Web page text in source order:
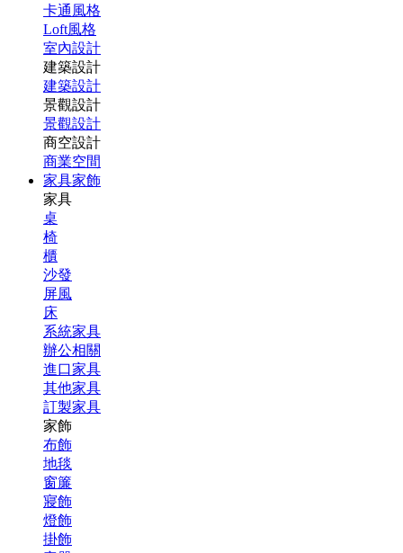
卡通風格
Loft風格
室內設計
建築設計
建築設計
景觀設計
景觀設計
商空設計
商業空間
家具家飾
家具
桌
椅
櫃
沙發
屏風
床
系統家具
辦公相關
進口家具
其他家具
訂製家具
家飾
布飾
地毯
窗簾
寢飾
燈飾
掛飾